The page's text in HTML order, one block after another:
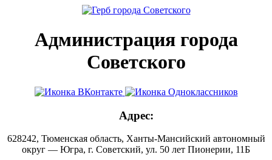
Администрация города
Советского
Адрес:
628242, Тюменская область, Ханты-Мансийский автономный
округ — Югра, г. Советский, ул. 50 лет Пионерии, 11Б